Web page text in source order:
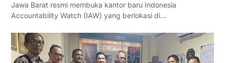
Jawa Barat resmi membuka kantor baru Indonesia
Accountability Watch (IAW) yang berlokasi di…